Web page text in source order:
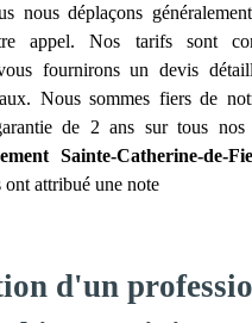
nous déplaçons
appel. Nos tarifs sont
fournirons un devis
Nous sommes fiers de
de 2 ans sur tous nos
Sainte-Catherine-de-
ont attribué une note
d'un